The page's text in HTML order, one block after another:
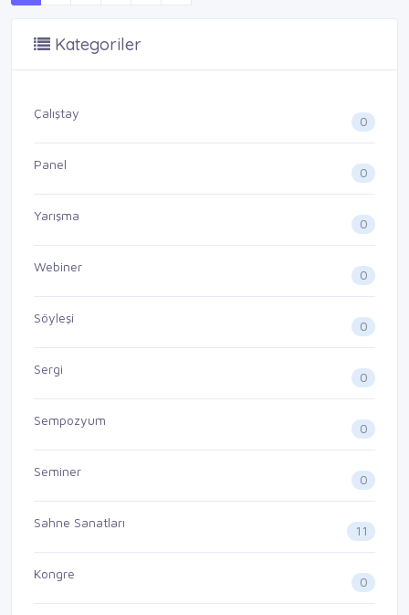
Kategoriler
Çalıştay
0
Panel
0
Yarışma
0
Webiner
0
Söyleşi
0
Sergi
0
Sempozyum
0
Seminer
0
Sahne Sanatları
11
Kongre
0